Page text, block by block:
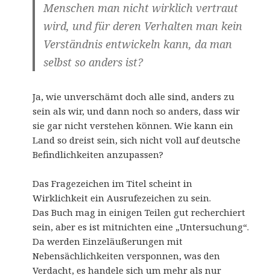
Menschen man nicht wirklich vertraut
wird, und für deren Verhalten man kein
Verständnis entwickeln kann, da man
selbst so anders ist?
Ja, wie unverschämt doch alle sind, anders zu
sein als wir, und dann noch so anders, dass wir
sie gar nicht verstehen können. Wie kann ein
Land so dreist sein, sich nicht voll auf deutsche
Befindlichkeiten anzupassen?
Das Fragezeichen im Titel scheint in
Wirklichkeit ein Ausrufezeichen zu sein.
Das Buch mag in einigen Teilen gut recherchiert
sein, aber es ist mitnichten eine „Untersuchung“.
Da werden Einzeläußerungen mit
Nebensächlichkeiten versponnen, was den
Verdacht, es handele sich um mehr als nur